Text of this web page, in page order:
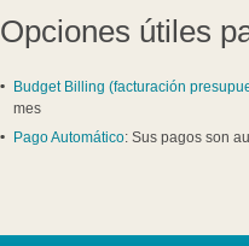
Opciones útiles
Budget Billing (facturación
mes
Pago Automático: Sus pagos son